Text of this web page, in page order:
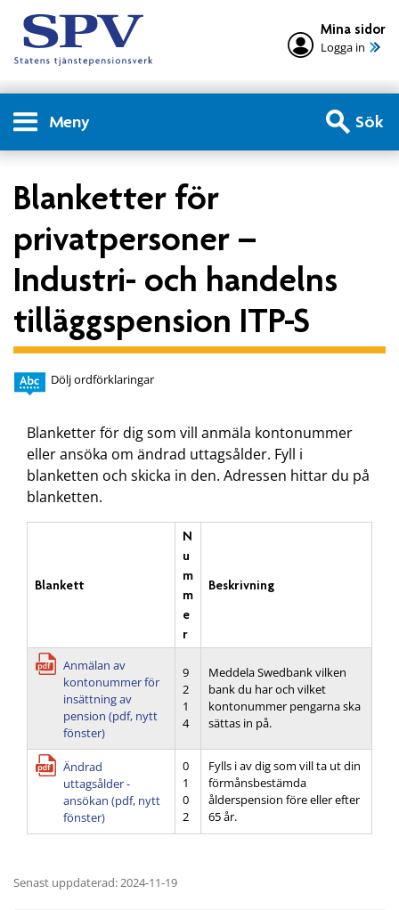
Mina sidor
Logga in
Meny Sök
Blanketter för
privatpersoner –
Industri- och handelns
tilläggspension ITP-S
Dölj ordförklaringar
Blanketter för dig som vill anmäla kontonummer
eller ansöka om ändrad uttagsålder. Fyll i
blanketten och skicka in den. Adressen hittar du på
blanketten.
Blankett
N
u
m
m
e
r
Beskrivning
Anmälan av
kontonummer för
insättning av
pension (pdf, nytt
fönster)
9
2
1
4
Meddela Swedbank vilken
bank du har och vilket
kontonummer pengarna ska
sättas in på.
Ändrad
uttagsålder -
ansökan (pdf, nytt
fönster)
0
1
0
2
Fylls i av dig som vill ta ut din
förmånsbestämda
ålderspension före eller efter
65 år.
Senast uppdaterad: 2024-11-19